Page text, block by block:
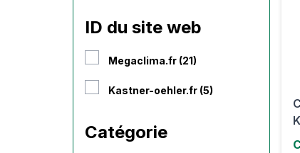
ID du site web
Megaclima.fr (21)
Kastner-oehler.fr (5)
Catégorie